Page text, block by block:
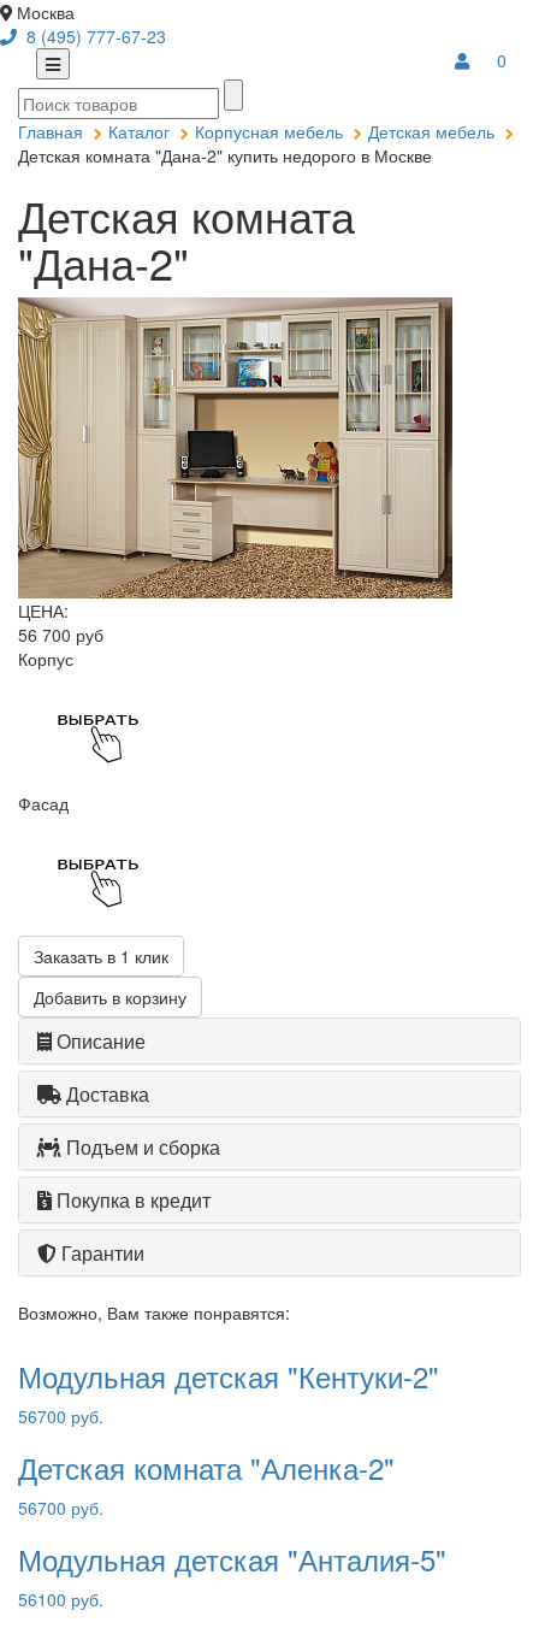
Москва
8 (495) 777-67-23
0
Главная Каталог Корпусная мебель
Детская мебель
Детская комната "Дана-2" купить недорого в Москве
Детская комната
"Дана-2"
ЦЕНА:
56 700 руб
Корпус
Фасад
Заказать в 1 клик
Добавить в корзину
Описание
Доставка
Подъем и сборка
Покупка в кредит
Гарантии
Возможно, Вам также понравятся:
Модульная детская "Кентуки-2"
56700 руб.
Детская комната "Аленка-2"
56700 руб.
Модульная детская "Анталия-5"
56100 руб.